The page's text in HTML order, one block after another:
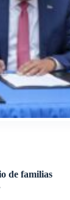
de familias